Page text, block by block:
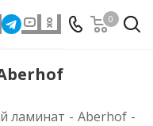
0
ламинат - Aberhof -